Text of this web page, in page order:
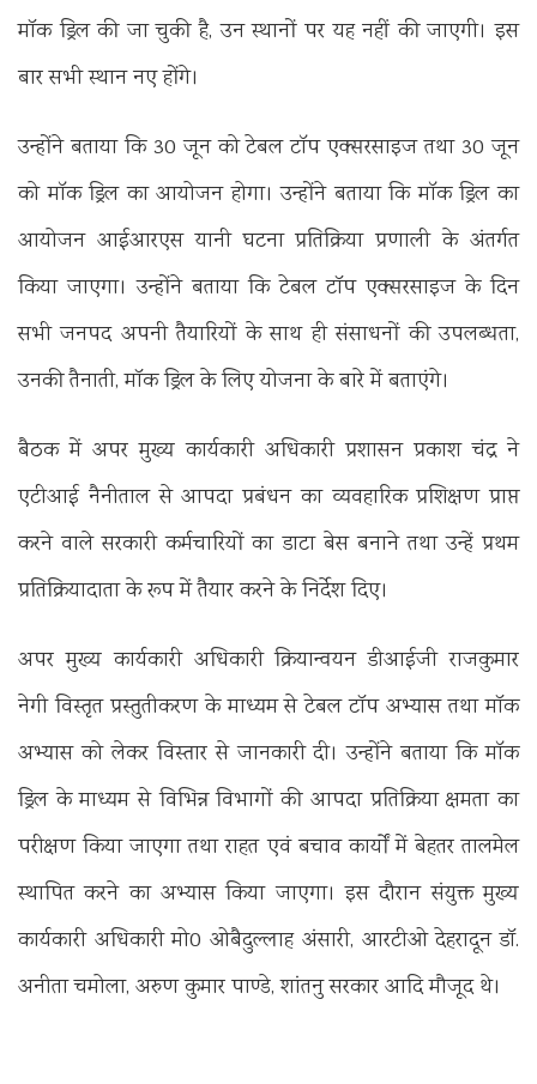
माॅक ड्रिल की जा चुकी है, उन स्थानों पर यह नहीं की जाएगी। इस
बार सभी स्थान नए होंगे।
उन्होंने बताया कि 30 जून को टेबल टॉप एक्सरसाइज तथा 30 जून
को मॉक ड्रिल का आयोजन होगा। उन्होंने बताया कि मॉक ड्रिल का
आयोजन आईआरएस यानी घटना प्रतिक्रिया प्रणाली के अंतर्गत
किया जाएगा। उन्होंने बताया कि टेबल टाॅप एक्सरसाइज के दिन
सभी जनपद अपनी तैयारियों के साथ ही संसाधनों की उपलब्धता,
उनकी तैनाती, माॅक ड्रिल के लिए योजना के बारे में बताएंगे।
बैठक में अपर मुख्य कार्यकारी अधिकारी प्रशासन प्रकाश चंद्र ने
एटीआई नैनीताल से आपदा प्रबंधन का व्यवहारिक प्रशिक्षण प्राप्त
करने वाले सरकारी कर्मचारियों का डाटा बेस बनाने तथा उन्हें प्रथम
प्रतिक्रियादाता के रूप में तैयार करने के निर्देश दिए।
अपर मुख्य कार्यकारी अधिकारी क्रियान्वयन डीआईजी राजकुमार
नेगी विस्तृत प्रस्तुतीकरण के माध्यम से टेबल टाॅप अभ्यास तथा माॅक
अभ्यास को लेकर विस्तार से जानकारी दी। उन्होंने बताया कि मॉक
ड्रिल के माध्यम से विभिन्न विभागों की आपदा प्रतिक्रिया क्षमता का
परीक्षण किया जाएगा तथा राहत एवं बचाव कार्यों में बेहतर तालमेल
स्थापित करने का अभ्यास किया जाएगा। इस दौरान संयुक्त मुख्य
कार्यकारी अधिकारी मो0 ओबैदुल्लाह अंसारी, आरटीओ देहरादून डाॅ.
अनीता चमोला, अरुण कुमार पाण्डे, शांतनु सरकार आदि मौजूद थे।